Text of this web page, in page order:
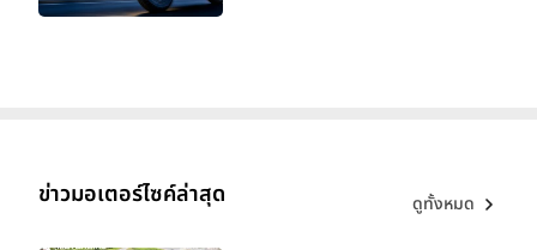
ข่าวมอเตอร์ไซค์ล่าสุด ดูทั้งหมด